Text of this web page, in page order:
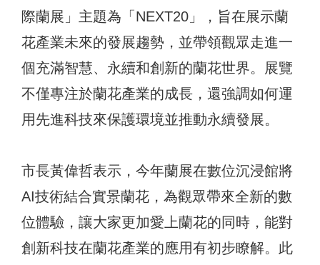
際蘭展」主題為「NEXT20」，旨在展示蘭
花產業未來的發展趨勢，並帶領觀眾走進一
個充滿智慧、永續和創新的蘭花世界。展覽
不僅專注於蘭花產業的成長，還強調如何運
用先進科技來保護環境並推動永續發展。
市長黃偉哲表示，今年蘭展在數位沉浸館將
AI技術結合實景蘭花，為觀眾帶來全新的數
位體驗，讓大家更加愛上蘭花的同時，能對
創新科技在蘭花產業的應用有初步瞭解。此